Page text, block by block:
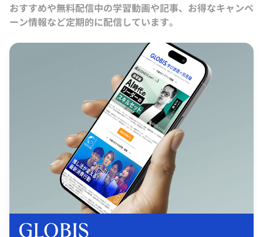
おすすめや無料配信中の学習動画や記事、お得なキャンペ
ーン情報など定期的に配信しています。